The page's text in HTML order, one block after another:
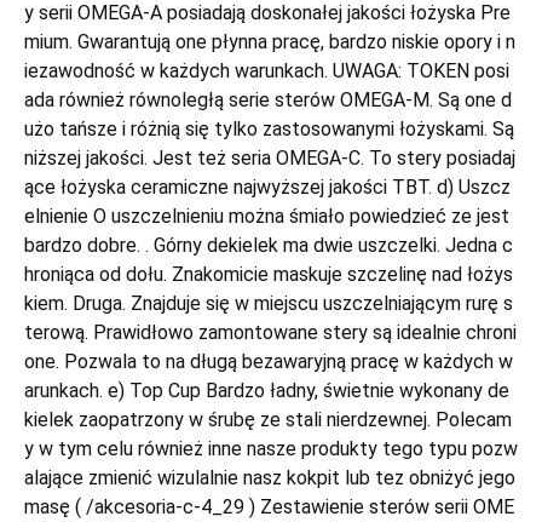
y serii OMEGA-A posiadają doskonałej jakości łożyska Pre
mium. Gwarantują one płynna pracę, bardzo niskie opory i n
iezawodność w każdych warunkach. UWAGA: TOKEN posi
ada również równoległą serie sterów OMEGA-M. Są one d
użo tańsze i różnią się tylko zastosowanymi łożyskami. Są
niższej jakości. Jest też seria OMEGA-C. To stery posiadaj
ące łożyska ceramiczne najwyższej jakości TBT. d) Uszcz
elnienie O uszczelnieniu można śmiało powiedzieć ze jest
bardzo dobre. . Górny dekielek ma dwie uszczelki. Jedna c
hroniąca od dołu. Znakomicie maskuje szczelinę nad łożys
kiem. Druga. Znajduje się w miejscu uszczelniającym rurę s
terową. Prawidłowo zamontowane stery są idealnie chroni
one. Pozwala to na długą bezawaryjną pracę w każdych w
arunkach. e) Top Cup Bardzo ładny, świetnie wykonany de
kielek zaopatrzony w śrubę ze stali nierdzewnej. Polecam
y w tym celu również inne nasze produkty tego typu pozw
alające zmienić wizulalnie nasz kokpit lub tez obniżyć jego
masę ( /akcesoria-c-4_29 ) Zestawienie sterów serii OME